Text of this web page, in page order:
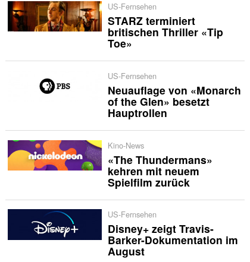
US-Fernsehen
STARZ terminiert
britischen Thriller «Tip
Toe»
US-Fernsehen
Neuauflage von «Monarch
of the Glen» besetzt
Hauptrollen
Kino-News
«The Thundermans»
kehren mit neuem
Spielfilm zurück
US-Fernsehen
Disney+ zeigt Travis-
Barker-Dokumentation im
August